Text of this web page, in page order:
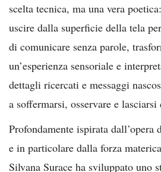
scelta tecnica, ma una vera
uscire dalla superficie della tela
di comunicare senza parole,
un’esperienza sensoriale e
dettagli ricercati e messaggi
a soffermarsi, osservare e lasciarsi
Profondamente ispirata
e in particolare dalla forza
Silvana Surace ha sviluppato uno